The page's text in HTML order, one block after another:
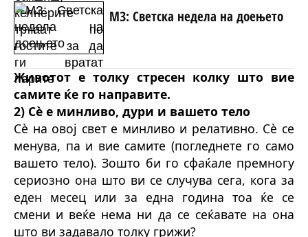
МЗ: Светска недела на доењето
Животот е толку стресен колку што вие
самите ќе го направите.
2) Сè е минливо, дури и вашето тело
Сè на овој свет е минливо и релативно. Сè се
менува, па и вие самите (погледнете го само
вашето тело). Зошто би го сфаќале премногу
сериозно она што ви се случува сега, кога за
еден месец или за една година тоа ќе се
смени и веќе нема ни да се сеќавате на она
што ви задавало толку грижи?